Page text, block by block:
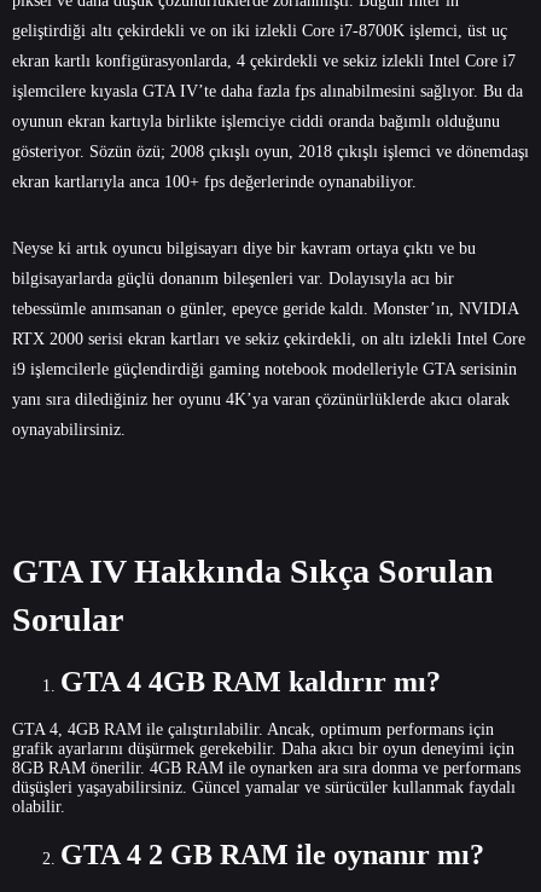
geliştirdiği altı çekirdekli ve on iki izlekli Core i7-8700K işlemci, üst uç
ekran kartlı konfigürasyonlarda, 4 çekirdekli ve sekiz izlekli Intel Core i7
işlemcilere kıyasla GTA IV’te daha fazla fps alınabilmesini sağlıyor. Bu da
oyunun ekran kartıyla birlikte işlemciye ciddi oranda bağımlı olduğunu
gösteriyor. Sözün özü; 2008 çıkışlı oyun, 2018 çıkışlı işlemci ve dönemdaşı
ekran kartlarıyla anca 100+ fps değerlerinde oynanabiliyor.
Neyse ki artık oyuncu bilgisayarı diye bir kavram ortaya çıktı ve bu
bilgisayarlarda güçlü donanım bileşenleri var. Dolayısıyla acı bir
tebessümle anımsanan o günler, epeyce geride kaldı. Monster’ın, NVIDIA
RTX 2000 serisi ekran kartları ve sekiz çekirdekli, on altı izlekli Intel Core
i9 işlemcilerle güçlendirdiği gaming notebook modelleriyle GTA serisinin
yanı sıra dilediğiniz her oyunu 4K’ya varan çözünürlüklerde akıcı olarak
oynayabilirsiniz.
GTA IV Hakkında Sıkça Sorulan
Sorular
GTA 4 4GB RAM kaldırır mı?
GTA 4, 4GB RAM ile çalıştırılabilir. Ancak, optimum performans için
grafik ayarlarını düşürmek gerekebilir. Daha akıcı bir oyun deneyimi için
8GB RAM önerilir. 4GB RAM ile oynarken ara sıra donma ve performans
düşüşleri yaşayabilirsiniz. Güncel yamalar ve sürücüler kullanmak faydalı
olabilir.
GTA 4 2 GB RAM ile oynanır mı?